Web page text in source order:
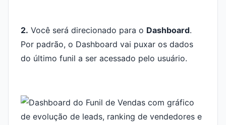
2. Você será direcionado para o Dashboard.
Por padrão, o Dashboard vai puxar os dados
do último funil a ser acessado pelo usuário.